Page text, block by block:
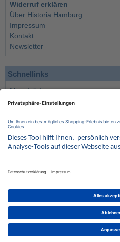
Widerruf erklären
Über Historia Hamburg
Impressum
Kontakt
Newsletter
Schnellinks
Monatsliste
Angebote
Wissenswertes
Kontakt
Wir behalten uns vor, für ausgewählte Münzen
Alle Angebote freibleibend solange der
Münzen von HISTORIA
© 2021PCS, IT